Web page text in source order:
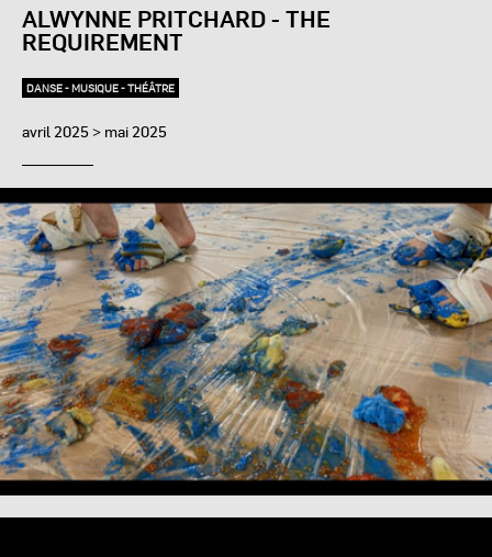
ALWYNNE PRITCHARD - THE
REQUIREMENT
DANSE - MUSIQUE - THÉÂTRE
avril 2025 > mai 2025